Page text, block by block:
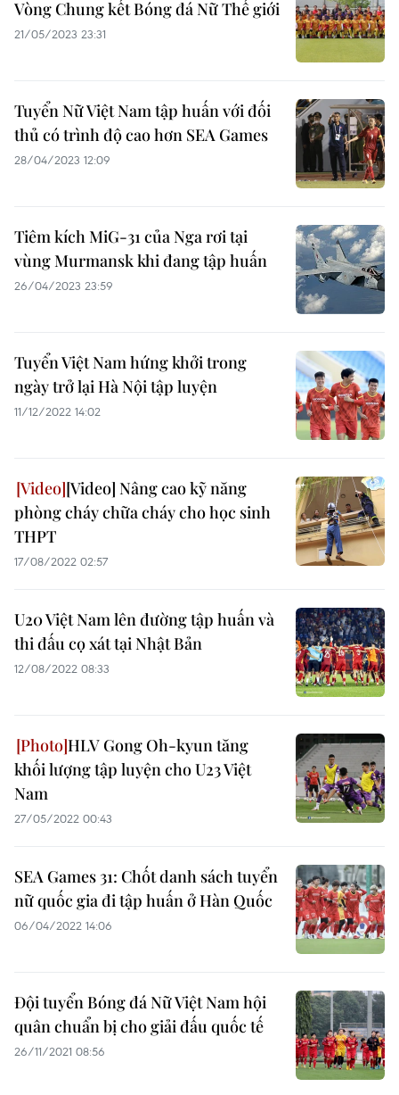
Vòng Chung kết Bóng đá Nữ Thế giới
21/05/2023 23:31
Tuyển Nữ Việt Nam tập huấn với đối
thủ có trình độ cao hơn SEA Games
28/04/2023 12:09
Tiêm kích MiG-31 của Nga rơi tại
vùng Murmansk khi đang tập huấn
26/04/2023 23:59
Tuyển Việt Nam hứng khởi trong
ngày trở lại Hà Nội tập luyện
11/12/2022 14:02
[Video] Nâng cao kỹ năng
phòng cháy chữa cháy cho học sinh
THPT
17/08/2022 02:57
U20 Việt Nam lên đường tập huấn và
thi đấu cọ xát tại Nhật Bản
12/08/2022 08:33
HLV Gong Oh-kyun tăng
khối lượng tập luyện cho U23 Việt
Nam
27/05/2022 00:43
SEA Games 31: Chốt danh sách tuyển
nữ quốc gia đi tập huấn ở Hàn Quốc
06/04/2022 14:06
Đội tuyển Bóng đá Nữ Việt Nam hội
quân chuẩn bị cho giải đấu quốc tế
26/11/2021 08:56